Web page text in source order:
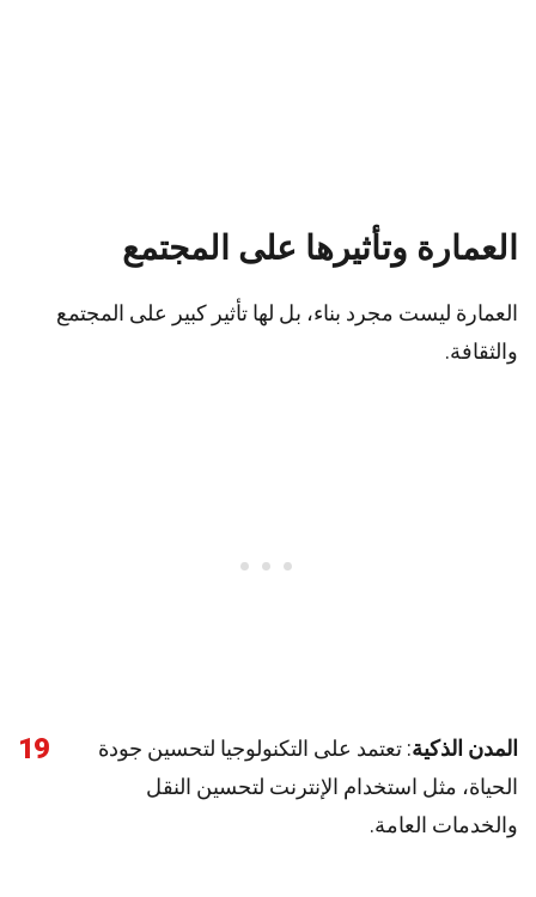
العمارة وتأثيرها على المجتمع
العمارة ليست مجرد بناء، بل لها تأثير كبير على المجتمع
والثقافة.
19 المدن الذكية: تعتمد على التكنولوجيا لتحسين جودة
الحياة، مثل استخدام الإنترنت لتحسين النقل
والخدمات العامة.